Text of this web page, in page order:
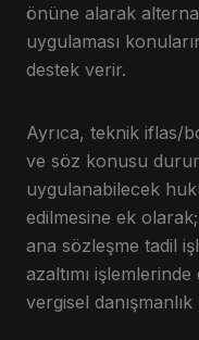
önüne alarak
uygulaması
destek verir.
Ayrıca, teknik iflas/
ve söz konusu
uygulanabilecek
edilmesine ek
ana sözleşme tadil
azaltımı
vergisel